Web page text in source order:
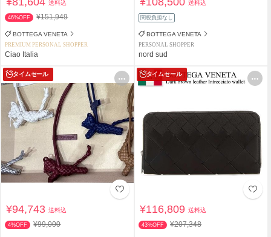
送料込
46%OFF ¥151,949
BOTTEGA VENETA
PREMIUM PERSONAL SHOPPER
Ciao Italia
送料込
関税負担なし
BOTTEGA VENETA
PERSONAL SHOPPER
nord sud
タイムセール
¥94,743送料込
4%OFF ¥99,000
タイムセール
¥116,809送料込
43%OFF ¥207,348